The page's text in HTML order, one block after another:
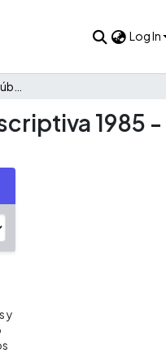
Log In
1985 -
y